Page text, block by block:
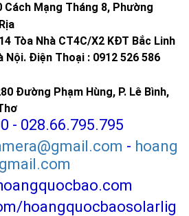
Cách Mạng Tháng 8, Phường
Tòa Nhà CT4C/X2 KĐT Bắc Linh
Nội. Điện Thoại : 0912 526 586
Đường Phạm Hùng, P. Lê Bình,
- 028.66.795.795
- hoang
hoangquocbaosolarlig